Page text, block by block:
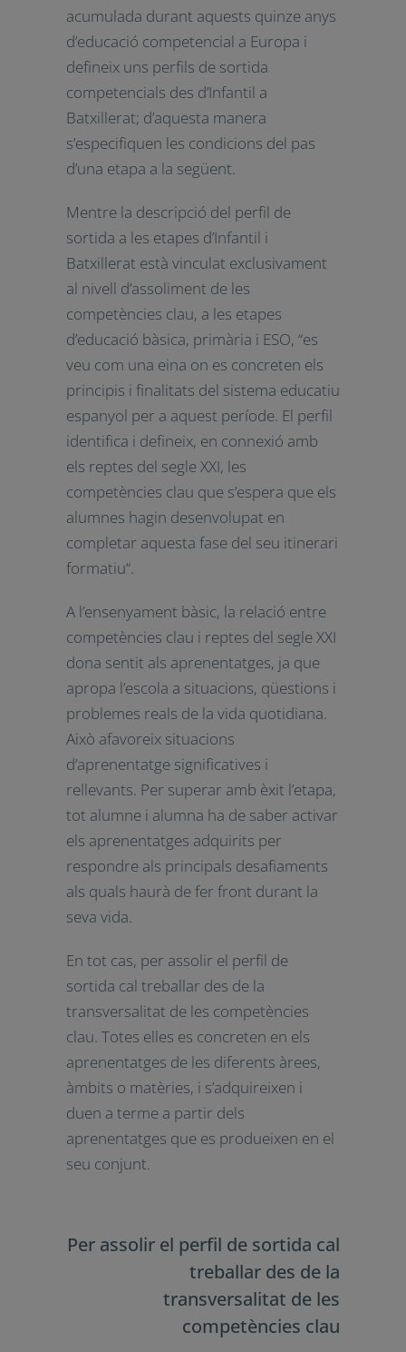
als nivells oportuns.
LOMLOE: Perfil de
sortida, elements del
currículum i principis
pedagògics
La LOMLOE aprofita l’experiència
acumulada durant aquests quinze
anys d’educació competencial a
Europa i defineix uns perfils de sortida
competencials des d’Infantil a
Batxillerat; d’aquesta manera
s’especifiquen les condicions del pas
d’una etapa a la següent.
Mentre la descripció del perfil de
sortida a les etapes d’Infantil i
Batxillerat està vinculat exclusivament
al nivell d’assoliment de les
competències clau, a les etapes
d’educació bàsica, primària i ESO, “es
principis i finalitats del sistema
educatiu espanyol per a aquest
període. El perfil identifica i defineix,
en connexió amb els reptes del segle
XXI, les competències clau que
s’espera que els alumnes hagin
desenvolupat en completar aquesta
fase del seu itinerari formatiu“.
A l’ensenyament bàsic, la relació entre
competències clau i reptes del segle
XXI dona sentit als aprenentatges, ja
que apropa l’escola a situacions,
quotidiana. Això afavoreix situacions
d’aprenentatge significatives i
rellevants. Per superar amb èxit
l’etapa, tot alumne i alumna ha de
saber activar els aprenentatges
adquirits per respondre als principals
desafiaments als quals haurà de fer
front durant la seva vida.
transversalitat de les competències
clau. Totes elles es concreten en els
aprenentatges de les diferents àrees,
àmbits o matèries, i s’adquireixen i
duen a terme a partir dels